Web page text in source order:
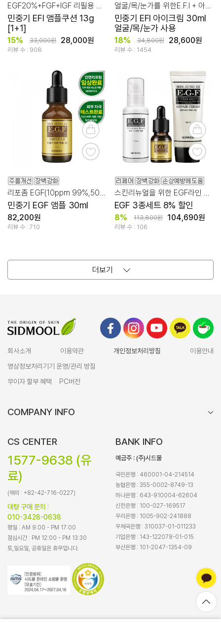
민중기 EFI 앰플쿠션 13g
[1+1]
15% 33,000원 28,000원
리뷰 수 : 908
얼굴/목/눈가를 위한E.F.I + 아세틸헥사펩타이드-8 10ppm,64%
민중기 EFI 아이크림 30ml
얼굴/목/눈가 사용
18% 34,800원 28,600원
리뷰 수 : 1454
민중기 EGF 앰플 30ml
82,200원
리뷰 수 : 710
EGF 3종세트 8% 할인
8% 113,800원 104,690원
리뷰 수 : 106
더보기
회사소개 이용약관 개인정보처리방침
이용안내
영상정보처리기기 운영/관리 방침
무이자 할부 혜택
PC버전
COMPANY INFO
CS CENTER
1577-9638 (유
료)
(해외 : +82-42-716-0227)
대량 구매 문의 :
010-3428-0638
평일 : AM 9:00 - PM 17:00
점심시간 : PM 12:00 - PM 13:30
토,일요일, 공휴일은 휴무입니다.
BANK INFO
예금주 : (주)시드물
국민은행 : 460001-04-214514
농협은행 : 355-0002-8749-13
하나은행 : 643-910004-62604
신한은행 : 100-027-169517
우리은행 : 1005-902-241888
우체국은행 : 310037-01-011233
기업은행 : 143-122078-01-015
부산은행 : 101-2047-1354-09